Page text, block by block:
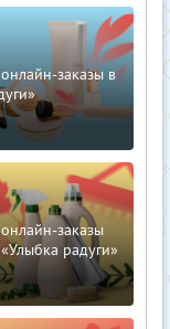
заказы в
заказы
радуги»